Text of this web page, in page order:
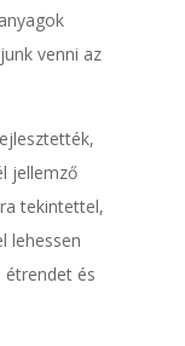
venni az
jellemző
tekintettel,
lehessen
étrendet és